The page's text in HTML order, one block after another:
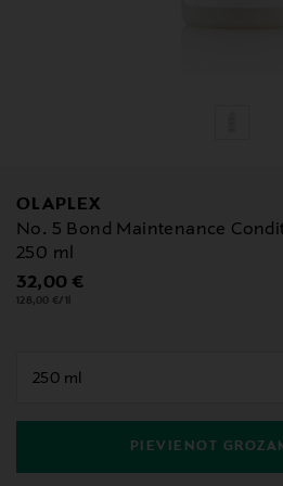
OLAPLEX
No. 5 Bond Maintenance
250 ml
Original Price
32,00 €
128,00 €/1l
PIEVIENOT